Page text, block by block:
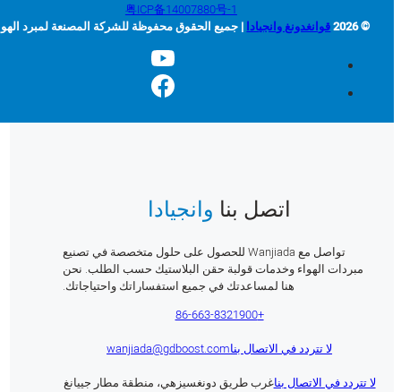
粤ICP备14007880号-1
قوانغدونغ وانجيادا| جميع الحقوق محفوظة للشركة المصنعة لمبرد الهواء
اتصل بناوانجيادا
تواصل مع Wanjiada للحصول على حلول متخصصة في تصنيع
مبردات الهواء وخدمات قولبة حقن البلاستيك حسب الطلب. نحن
هنا لمساعدتك في جميع استفساراتك واحتياجاتك.
لا تتردد في الاتصال بناwanjiada@gdboost.com
تتردد في الاتصال بناغرب طريق دونغسيزهي، منطقة مطار جييانغ